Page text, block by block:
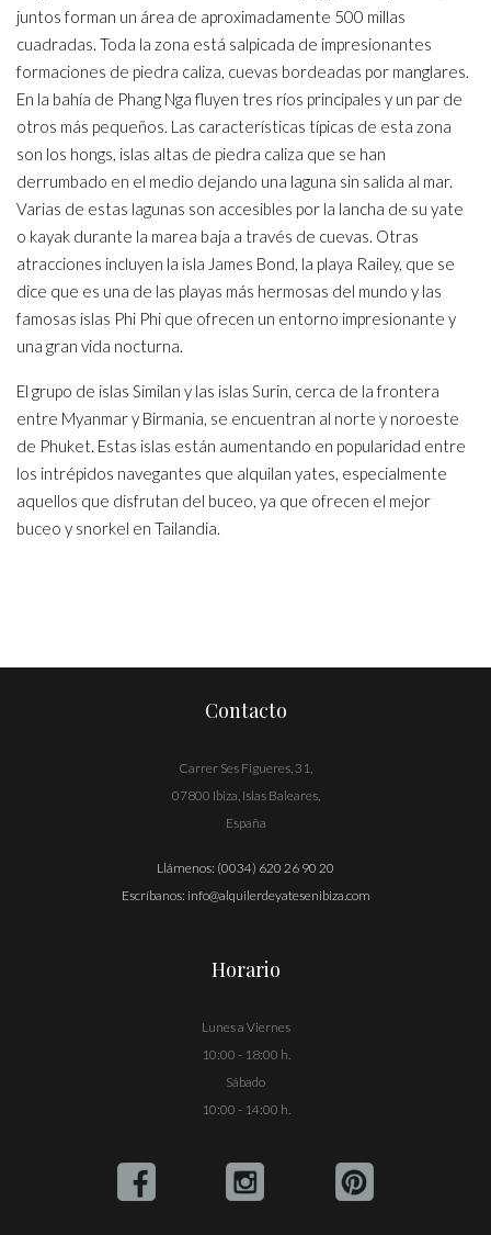
juntos forman un área de aproximadamente 500 millas
cuadradas. Toda la zona está salpicada de impresionantes
formaciones de piedra caliza, cuevas bordeadas por manglares.
En la bahía de Phang Nga fluyen tres ríos principales y un par de
otros más pequeños. Las características típicas de esta zona
son los hongs, islas altas de piedra caliza que se han
derrumbado en el medio dejando una laguna sin salida al mar.
Varias de estas lagunas son accesibles por la lancha de su yate
o kayak durante la marea baja a través de cuevas. Otras
atracciones incluyen la isla James Bond, la playa Railey, que se
dice que es una de las playas más hermosas del mundo y las
famosas islas Phi Phi que ofrecen un entorno impresionante y
una gran vida nocturna.
El grupo de islas Similan y las islas Surin, cerca de la frontera
entre Myanmar y Birmania, se encuentran al norte y noroeste
de Phuket. Estas islas están aumentando en popularidad entre
los intrépidos navegantes que alquilan yates, especialmente
aquellos que disfrutan del buceo, ya que ofrecen el mejor
buceo y snorkel en Tailandia.
Contacto
Carrer Ses Figueres, 31,
07800 Ibiza, Islas Baleares,
España
Llámenos: (0034) 620 26 90 20
Escríbanos: info@alquilerdeyatesenibiza.com
Horario
Lunes a Viernes
10:00 - 18:00 h.
Sábado
10:00 - 14:00 h.